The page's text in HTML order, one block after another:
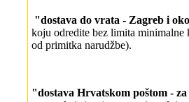
"dostava do vrata - Zagreb i
koju odredite bez limita
od primitka narudžbe).
"dostava Hrvatskom poštom -